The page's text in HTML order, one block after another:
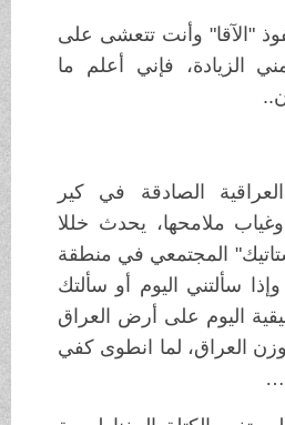
"الآقا" وأنت تتعشى على
فإني أعلم ما
الصادقة في كير
ملامحها، يحدث خللا
المجتمعي في منطقة
سألتني اليوم أو سألتك
اليوم على أرض العراق
العراق، لما انطوى كفي